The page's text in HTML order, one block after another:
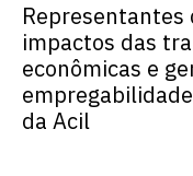
Representantes
impactos das
econômicas e
da Acil